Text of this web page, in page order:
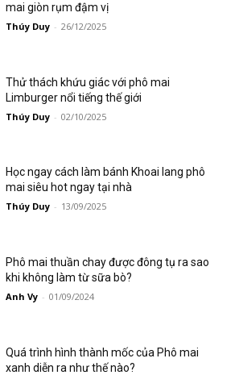
mai giòn rụm đậm vị
Thúy Duy - 26/12/2025
Thử thách khứu giác với phô mai
Limburger nổi tiếng thế giới
Thúy Duy - 02/10/2025
Học ngay cách làm bánh Khoai lang phô
mai siêu hot ngay tại nhà
Thúy Duy - 13/09/2025
Phô mai thuần chay được đông tụ ra sao
khi không làm từ sữa bò?
Anh Vy - 01/09/2024
Quá trình hình thành mốc của Phô mai
xanh diễn ra như thế nào?